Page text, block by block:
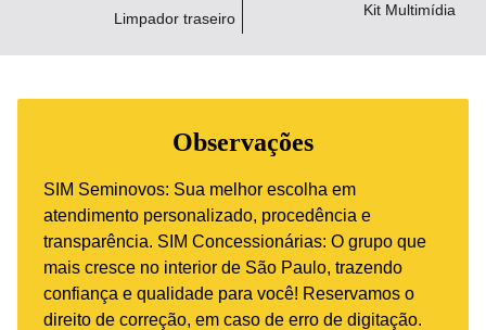
Limpador traseiro
Kit Multimídia
Observações
SIM Seminovos: Sua melhor escolha em
atendimento personalizado, procedência e
transparência. SIM Concessionárias: O grupo que
mais cresce no interior de São Paulo, trazendo
confiança e qualidade para você! Reservamos o
direito de correção, em caso de erro de digitação.